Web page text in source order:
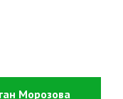
Морозова